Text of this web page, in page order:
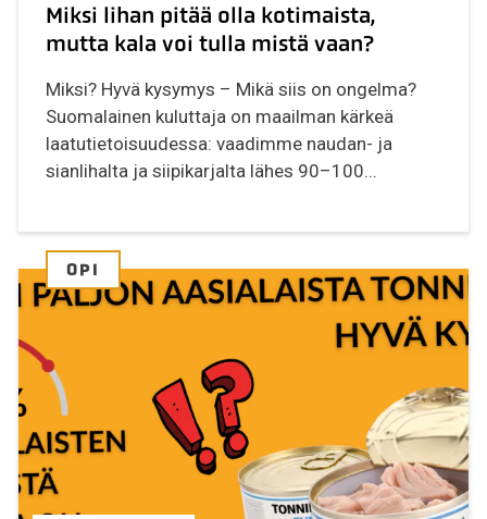
Miksi lihan pitää olla kotimaista,
mutta kala voi tulla mistä vaan?
Miksi? Hyvä kysymys – Mikä siis on ongelma?
Suomalainen kuluttaja on maailman kärkeä
laatutietoisuudessa: vaadimme naudan- ja
sianlihalta ja siipikarjalta lähes 90–100...
OPI